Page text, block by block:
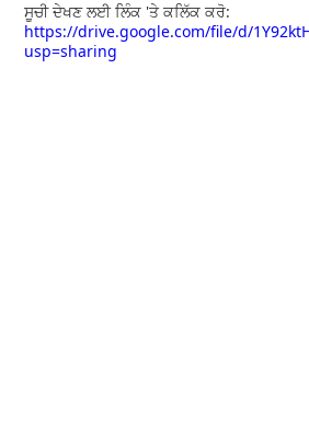
ਸੂਚੀ ਦੇਖਣ ਲਈ ਲਿੰਕ 'ਤੇ ਕਲਿੱਕ ਕਰੋ:
https://drive.google.com/file/d/
usp=sharing